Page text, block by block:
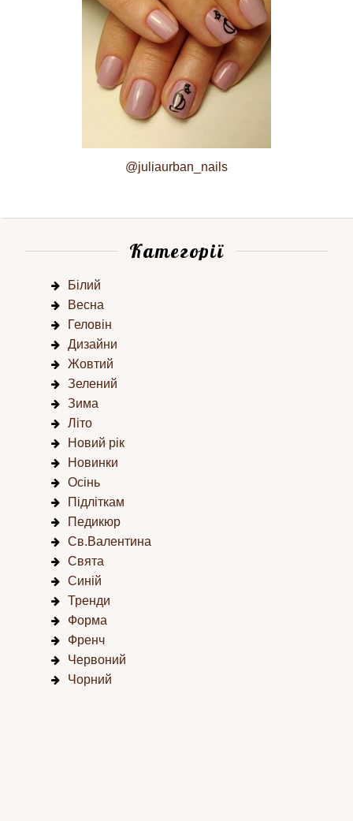
@juliaurban_nails
Категорії
Білий
Весна
Геловін
Дизайни
Жовтий
Зелений
Зима
Літо
Новий рік
Новинки
Осінь
Підліткам
Педикюр
Св.Валентина
Свята
Синій
Тренди
Форма
Френч
Червоний
Чорний